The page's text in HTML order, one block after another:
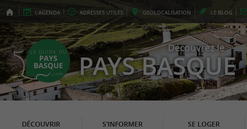
L'AGENDA ADRESSES UTILES GEOLOCALISATION LE BLOG
Découvrez le
PAYS BASQUE
DÉCOUVRIR S'INFORMER SE LOGER